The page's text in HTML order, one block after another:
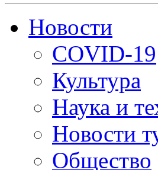
Новости
COVID-19
Культура
Наука и
Новости
Общество